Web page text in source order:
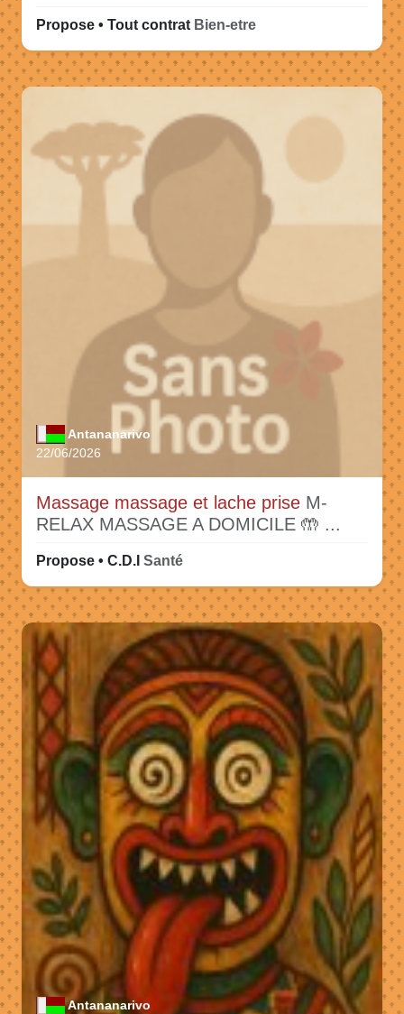
Propose • Tout contrat Bien-etre
Antananarivo
22/06/2026
Massage massage et lache prise M-
RELAX MASSAGE A DOMICILE 🤲 ...
Propose • C.D.I Santé
Antananarivo